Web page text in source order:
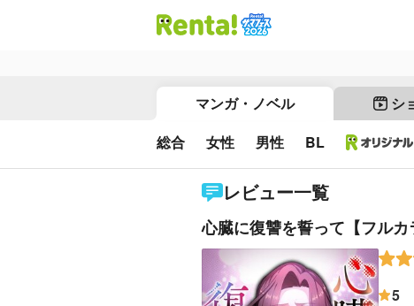
マンガ・ノベル シ
総合 女性 男性 BL
レビュー一覧
心臓に復讐を誓って【フルカ
5